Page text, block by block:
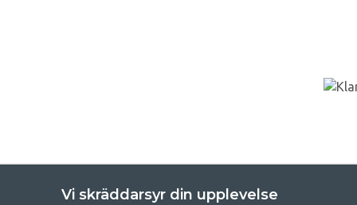
Vi skräddarsyr din upplevelse